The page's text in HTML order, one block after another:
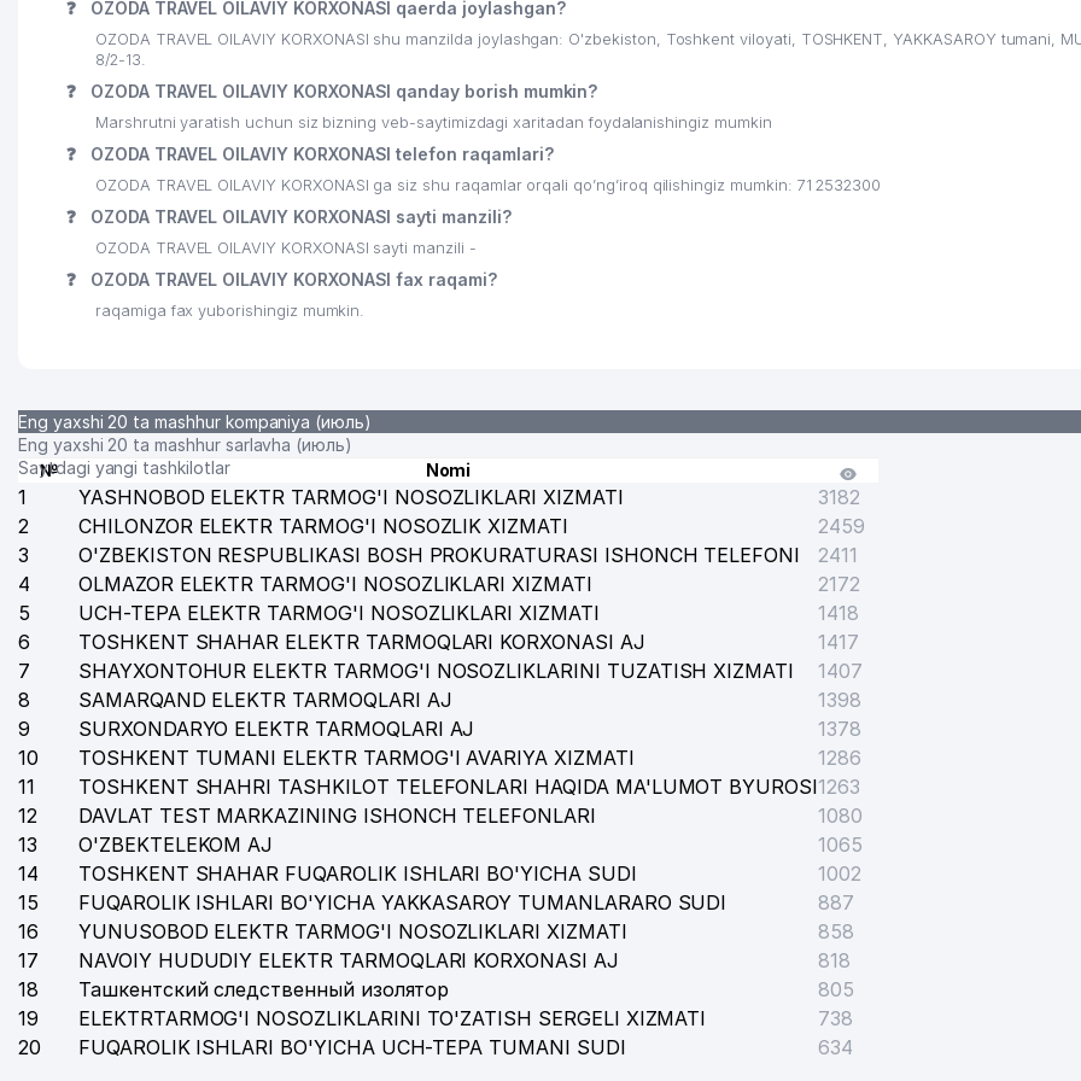
AL-HOSILOT MChJ
❓ OZODA TRAVEL OILAVIY KORXONASI qaerda joylashgan?
OZODA TRAVEL OILAVIY KORXONASI shu manzilda joylashgan: O'zbekiston, Toshkent viloyati, TOSHKENT, YAKKASAROY tumani,
8/2-13.
❓ OZODA TRAVEL OILAVIY KORXONASI qanday borish mumkin?
Marshrutni yaratish uchun siz bizning veb-saytimizdagi xaritadan foydalanishingiz mumkin
❓ OZODA TRAVEL OILAVIY KORXONASI telefon raqamlari?
OZODA TRAVEL OILAVIY KORXONASI ga siz shu raqamlar orqali qo’ng’iroq qilishingiz mumkin: 71 2532300
❓ OZODA TRAVEL OILAVIY KORXONASI sayti manzili?
OZODA TRAVEL OILAVIY KORXONASI sayti manzili -
❓ OZODA TRAVEL OILAVIY KORXONASI fax raqami?
raqamiga fax yuborishingiz mumkin.
Eng yaxshi 20 ta mashhur kompaniya (июль)
Eng yaxshi 20 ta mashhur sarlavha (июль)
Saytdagi yangi tashkilotlar
№ Nomi
1 YASHNOBOD ELEKTR TARMOG'I NOSOZLIKLARI XIZMATI
3182
2
CHILONZOR ELEKTR TARMOG'I NOSOZLIK XIZMATI
2459
3
O'ZBEKISTON RESPUBLIKASI BOSH PROKURATURASI ISHONCH TELEFONI
2411
4
OLMAZOR ELEKTR TARMOG'I NOSOZLIKLARI XIZMATI
2172
5
UCH-TEPA ELEKTR TARMOG'I NOSOZLIKLARI XIZMATI
1418
6
TOSHKENT SHAHAR ELEKTR TARMOQLARI KORXONASI AJ
1417
7
SHAYXONTOHUR ELEKTR TARMOG'I NOSOZLIKLARINI TUZATISH XIZMATI
1407
8
SAMARQAND ELEKTR TARMOQLARI AJ
1398
9
SURXONDARYO ELEKTR TARMOQLARI AJ
1378
10
TOSHKENT TUMANI ELEKTR TARMOG'I AVARIYA XIZMATI
1286
11
TOSHKENT SHAHRI TASHKILOT TELEFONLARI HAQIDA MA'LUMOT BYUROSI1263
12
DAVLAT TEST MARKAZINING ISHONCH TELEFONLARI
1080
13
O'ZBEKTELEKOM AJ
1065
14
TOSHKENT SHAHAR FUQAROLIK ISHLARI BO'YICHA SUDI
1002
15
FUQAROLIK ISHLARI BO'YICHA YAKKASAROY TUMANLARARO SUDI
887
16
YUNUSOBOD ELEKTR TARMOG'I NOSOZLIKLARI XIZMATI
858
17
NAVOIY HUDUDIY ELEKTR TARMOQLARI KORXONASI AJ
818
18
Ташкентский следственный изолятор
805
19
ELEKTRTARMOG'I NOSOZLIKLARINI TO'ZATISH SERGELI XIZMATI
738
20
FUQAROLIK ISHLARI BO'YICHA UCH-TEPA TUMANI SUDI 634